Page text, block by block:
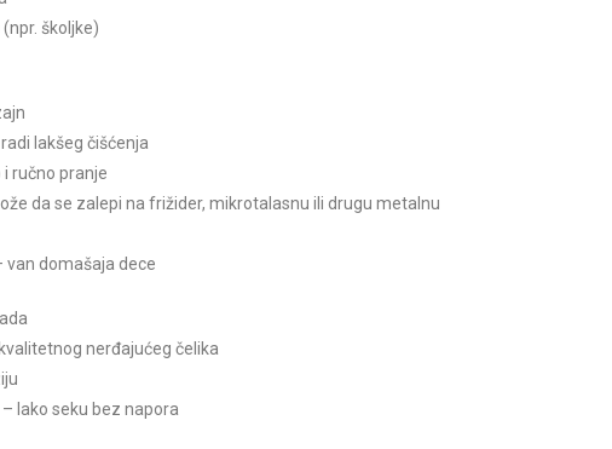
školjke)
lakšeg čišćenja
ručno pranje
da se zalepi na frižider, mikrotalasnu ili drugu metalnu
van domašaja dece
nerđajućeg čelika
lako seku bez napora